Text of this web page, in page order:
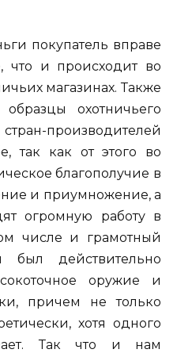
покупатель вправе
что и происходит во
магазинах. Также
охотничьего
производителей
так как от этого во
благополучие в
и приумножение, а
огромную работу в
числе и грамотный
действительно
оружие и
причем не только
хотя одного
Так что и нам